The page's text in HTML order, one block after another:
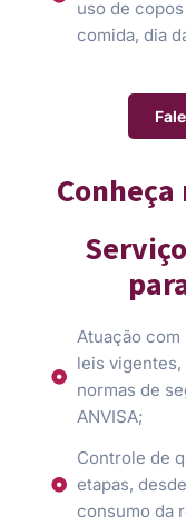
Atuação
leis vigentes,
normas de
ANVISA;
Controle de
etapas,
consumo da
uso de
comida, dia